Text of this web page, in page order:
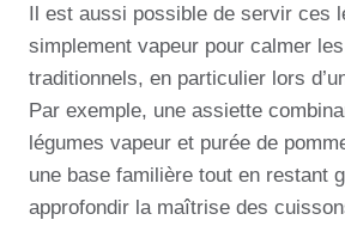
Il est aussi possible de servir ces
simplement vapeur pour calmer
traditionnels, en particulier lors
Par exemple, une assiette
légumes vapeur et purée de
une base familière tout en restant
approfondir la maîtrise des